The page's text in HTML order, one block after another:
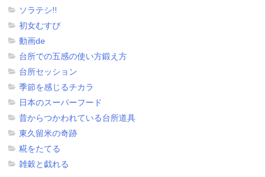
ソラテシ!!
初女むすび
動画de
台所での五感の使い方鍛え方
台所セッション
季節を感じるチカラ
日本のスーパーフード
昔からつかわれている台所道具
東久留米の奇跡
糀をたてる
雑穀と戯れる